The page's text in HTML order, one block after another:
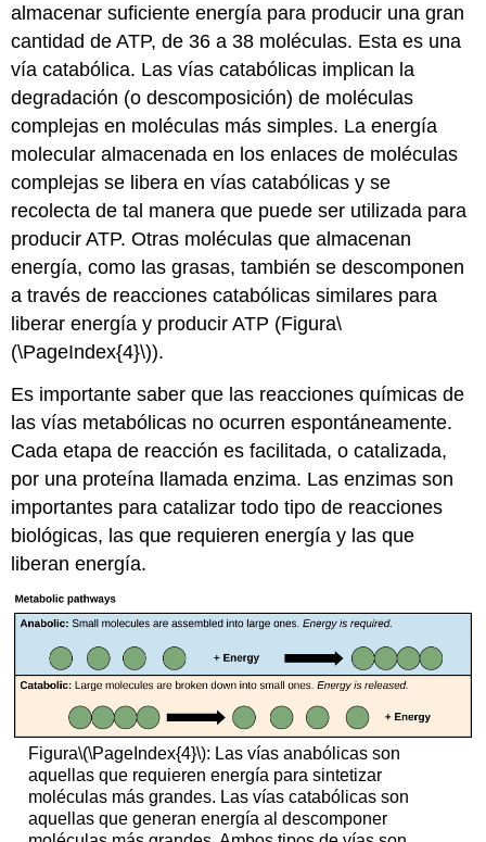
almacenar suficiente energía para producir una gran
cantidad de ATP, de 36 a 38 moléculas. Esta es una
víacatabólica. Las vías catabólicas implican la
degradación (o descomposición) de moléculas
complejas en moléculas más simples. La energía
molecular almacenada en los enlaces de moléculas
complejas se libera en vías catabólicas y se
recolecta de tal manera que puede ser utilizada para
producir ATP. Otras moléculas que almacenan
energía, como las grasas, también se descomponen
a través de reacciones catabólicas similares para
liberar energía y producir ATP (Figura\
(\PageIndex{4}\)).
Es importante saber que las reacciones químicas de
las vías metabólicas no ocurren espontáneamente.
Cada etapa de reacción es facilitada, o catalizada,
por una proteína llamada enzima. Las enzimas son
importantes para catalizar todo tipo de reacciones
biológicas, las que requieren energía y las que
liberan energía.
Figura\(\PageIndex{4}\): Las vías anabólicas son
aquellas que requieren energía para sintetizar
moléculas más grandes. Las vías catabólicas son
aquellas que generan energía al descomponer